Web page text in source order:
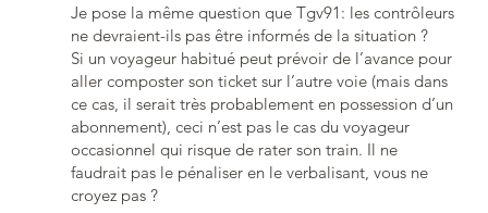
Je pose la même question que Tgv91: les contrôleurs
ne devraient-ils pas être informés de la situation ?
Si un voyageur habitué peut prévoir de l’avance pour
aller composter son ticket sur l’autre voie (mais dans
ce cas, il serait très probablement en possession d’un
abonnement), ceci n’est pas le cas du voyageur
occasionnel qui risque de rater son train. Il ne
faudrait pas le pénaliser en le verbalisant, vous ne
croyez pas ?